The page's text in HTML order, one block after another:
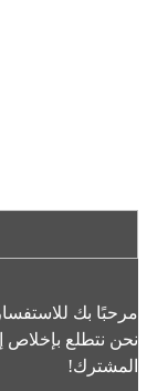
مرحبًا بك للاستفسار
نحن نتطلع بإخلاص
المشترك!